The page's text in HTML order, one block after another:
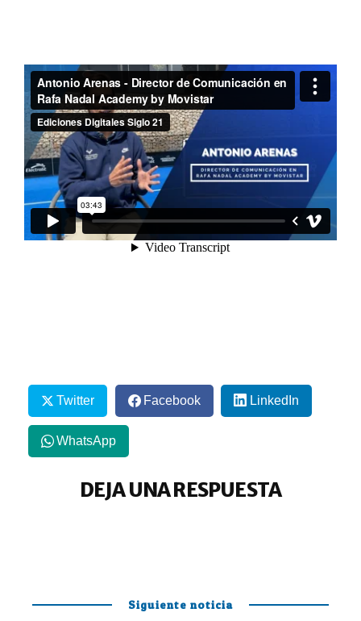
Twitter Facebook LinkedIn
WhatsApp
DEJA UNA RESPUESTA
Siguiente noticia